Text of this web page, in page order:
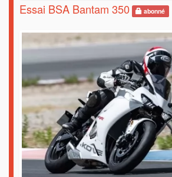
Essai BSA Bantam 350 abonné